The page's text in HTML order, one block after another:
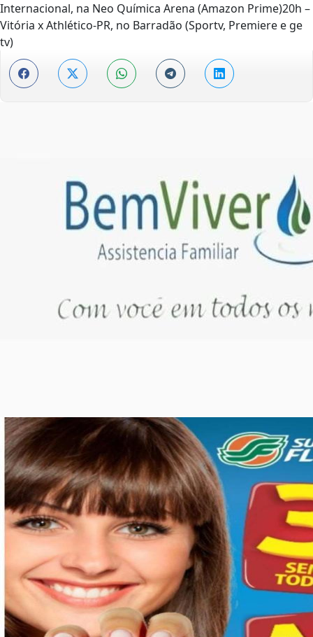
Internacional, na Neo Química Arena (Amazon Prime)20h –
Vitória x Athlético-PR, no Barradão (Sportv, Premiere e ge
tv)